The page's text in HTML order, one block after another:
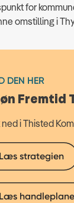
for
omstilling i
DEN HER
Fremtid
ned i Thisted
Læs strategien
Læs